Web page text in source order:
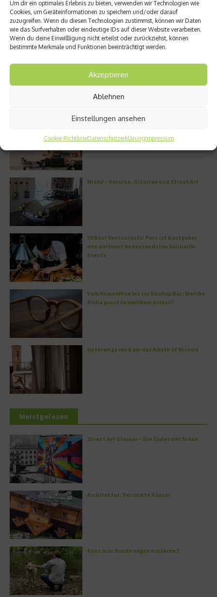
Um dir ein optimales Erlebnis zu bieten, verwenden wir Technologien wie
Cookies, um Geräteinformationen zu speichern und/oder darauf
zuzugreifen. Wenn du diesen Technologien zustimmst, können wir Daten
wie das Surfverhalten oder eindeutige IDs auf dieser Website verarbeiten.
Wenn du deine Einwillligung nicht erteilst oder zurückziehst, können
bestimmte Merkmale und Funktionen beeinträchtigt werden.
Akzeptieren
Ablehnen
Einstellungen ansehen
Cookie-RichtlinieDatenschutzerklärungImpressum
Miami – Porsche, Gitarren und
Street Art
Neuer Bildband: Porsche
Escapes – Anschnallen und
München
Miami – Porsche, Gitarren und Street Art
50 Best Restaurants: Peru ist Gastgeber
des weltweit bedeutendsten Kulinarik-
Events
Vom Homeoffice bis zur Rooftop Bar: Welche
Brille passt zu welchem Anlass?
Unterwegs rund um das Amyth of Nicosia
Meistgelesen
Street Art Glossar – Die Codes der Szene
Architektur: Verrückte Häuser
Kann man Hunde vegan ernähren?